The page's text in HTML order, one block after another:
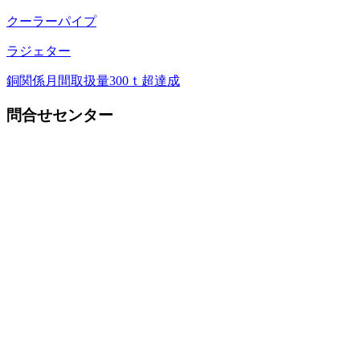
クーラーパイプ
ラジェター
銅関係月間取扱量300ｔ超達成
問合せセンター